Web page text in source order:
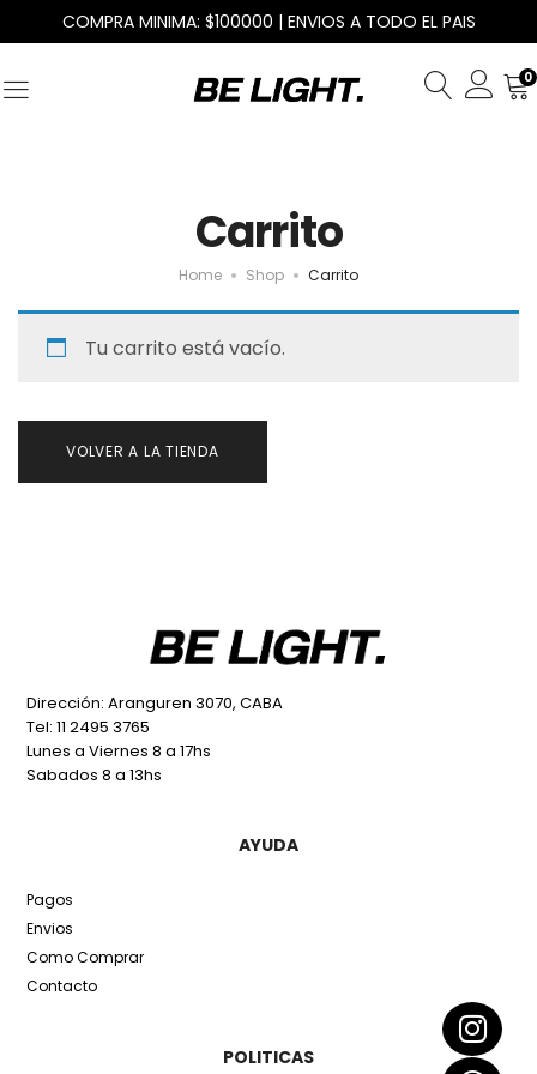
COMPRA MINIMA: $100000 | ENVIOS A TODO EL PAIS
0
Carrito
Home Shop Carrito
Tu carrito está vacío.
VOLVER A LA TIENDA
Dirección: Aranguren 3070, CABA
Tel: 11 2495 3765
Lunes a Viernes 8 a 17hs
Sabados 8 a 13hs
AYUDA
Pagos
Envios
Como Comprar
Contacto
POLITICAS